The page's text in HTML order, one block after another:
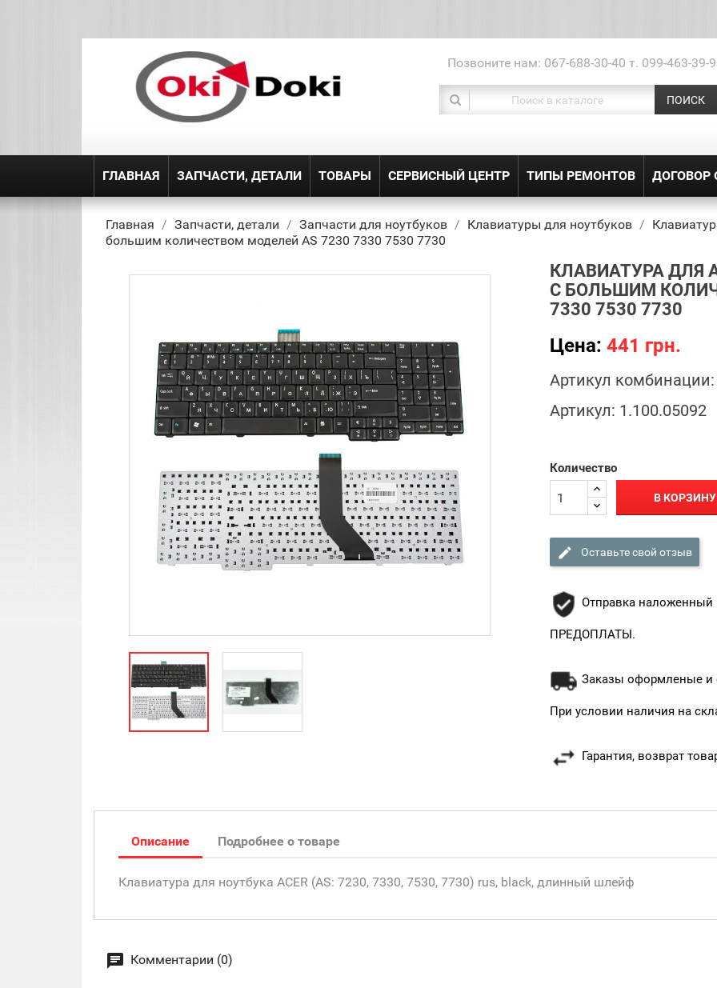
Позвоните нам: 067-688-30-40 т. 099-463-39-
ПОИСК
ГЛАВНАЯ ЗАПЧАСТИ, ДЕТАЛИ ТОВАРЫ СЕРВИСНЫЙ ЦЕНТР ТИПЫ РЕМОНТОВ ДОГОВОР
Главная Запчасти, детали Запчасти для ноутбуков Клавиатуры для ноутбуков
большим количеством моделей AS 7230 7330 7530 7730
КЛАВИАТУРА ДЛЯ
С БОЛЬШИМ
7330 7530 7730
Цена: 441 грн.
Артикул комбинации:
Артикул: 1.100.05092
Количество
В КОРЗИНУ
Оставьте свой отзыв
Отправка наложенный
ПРЕДОПЛАТЫ.
Заказы оформленые и
При условии наличия на
Гарантия, возврат
Описание Подробнее о товаре
Клавиатура для ноутбука ACER (AS: 7230, 7330, 7530, 7730) rus, black, длинный шлейф
Комментарии (0)